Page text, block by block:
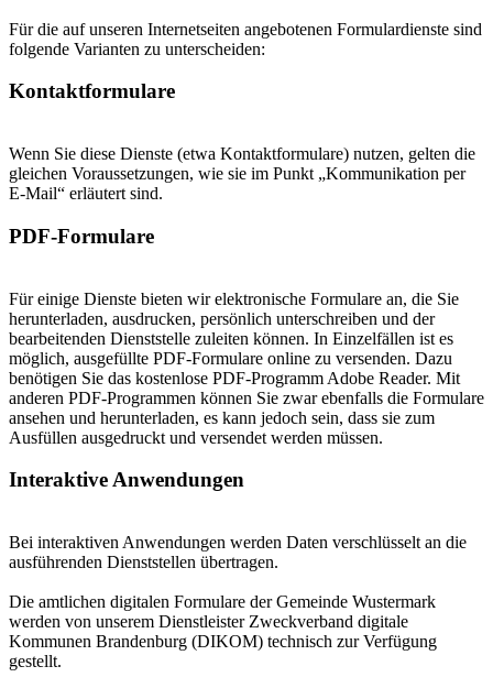
Für die auf unseren Internetseiten angebotenen Formulardienste sind
folgende Varianten zu unterscheiden:
Kontaktformulare
Wenn Sie diese Dienste (etwa Kontaktformulare) nutzen, gelten die
gleichen Voraussetzungen, wie sie im Punkt „Kommunikation per
E-Mail“ erläutert sind.
PDF-Formulare
Für einige Dienste bieten wir elektronische Formulare an, die Sie
herunterladen, ausdrucken, persönlich unterschreiben und der
bearbeitenden Dienststelle zuleiten können. In Einzelfällen ist es
möglich, ausgefüllte PDF-Formulare online zu versenden. Dazu
benötigen Sie das kostenlose PDF-Programm Adobe Reader. Mit
anderen PDF-Programmen können Sie zwar ebenfalls die Formulare
ansehen und herunterladen, es kann jedoch sein, dass sie zum
Ausfüllen ausgedruckt und versendet werden müssen.
Interaktive Anwendungen
Bei interaktiven Anwendungen werden Daten verschlüsselt an die
ausführenden Dienststellen übertragen.
Die amtlichen digitalen Formulare der Gemeinde Wustermark
werden von unserem Dienstleister Zweckverband digitale
Kommunen Brandenburg (DIKOM) technisch zur Verfügung
gestellt.